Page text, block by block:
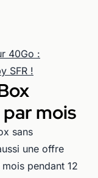
40Go :
SFR !
mois
sans
une offre
pendant 12